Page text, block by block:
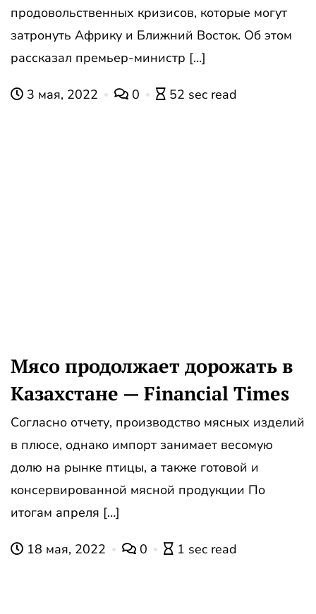
продовольственных кризисов, которые могут
затронуть Африку и Ближний Восток. Об этом
рассказал премьер-министр […]
3 мая, 2022 0 52 sec read
Мясо продолжает дорожать в
Казахстане — Financial Times
Согласно отчету, производство мясных изделий
в плюсе, однако импорт занимает весомую
долю на рынке птицы, а также готовой и
консервированной мясной продукции По
итогам апреля […]
18 мая, 2022 0 1 sec read